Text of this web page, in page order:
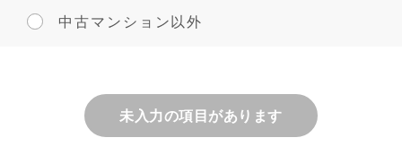
中古マンション以外
未入力の項目があります